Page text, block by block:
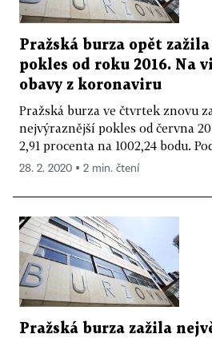
Pražská burza opět
pokles od roku 2016. Na
obavy z koronaviru
Pražská burza ve čtvrtek znovu
nejvýraznější pokles od června
2,91 procenta na 1002,24 bodu.
28. 2. 2020 ▪ 2 min. čtení
Pražská burza zažila